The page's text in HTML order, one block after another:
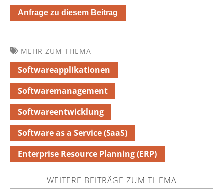
Anfrage zu diesem Beitrag
MEHR ZUM THEMA
Softwareapplikationen
Softwaremanagement
Softwareentwicklung
Software as a Service (SaaS)
Enterprise Resource Planning (ERP)
WEITERE BEITRÄGE ZUM THEMA